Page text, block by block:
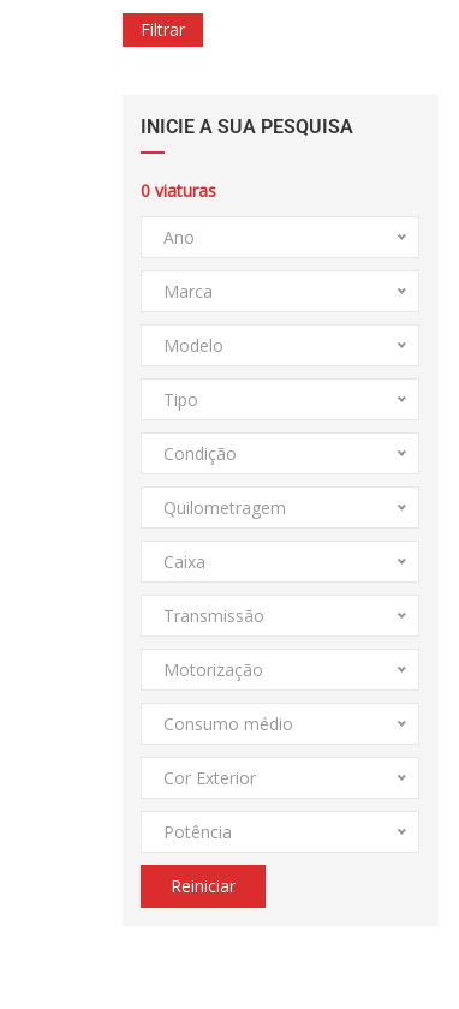
Filtrar
INICIE A SUA PESQUISA
0 viaturas
Ano
Marca
Modelo
Tipo
Condição
Quilometragem
Caixa
Transmissão
Motorização
Consumo médio
Cor Exterior
Potência
Reiniciar